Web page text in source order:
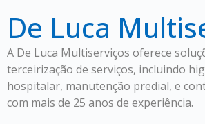
De Luca
A De Luca Multiserviços oferece
terceirização de serviços, incluindo
hospitalar, manutenção predial, e
com mais de 25 anos de experiência.